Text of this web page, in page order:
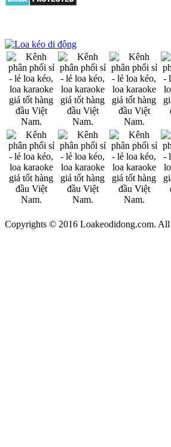
Copyrights © 2016 Loakeodidong.com. All